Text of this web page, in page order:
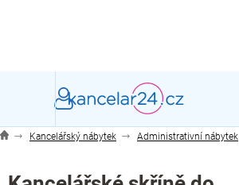
Kancelářský nábytek Administrativní nábytek